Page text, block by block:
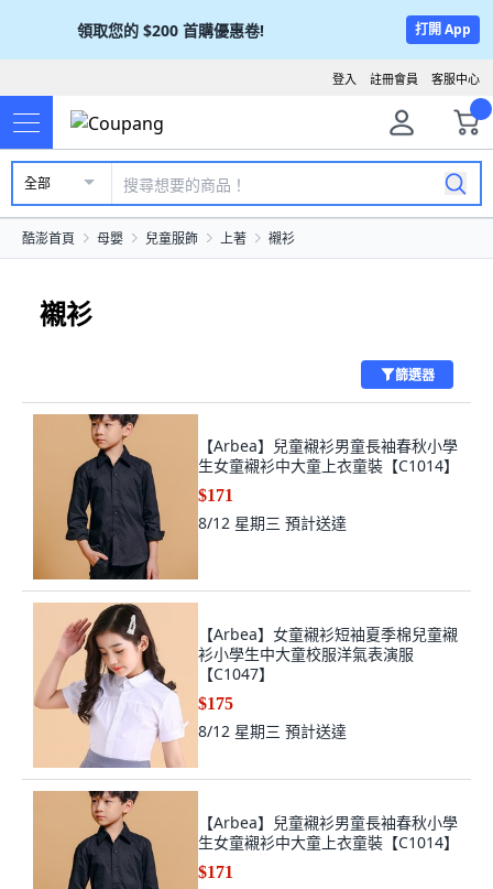
領取您的 $200 首購優惠卷! 打開 App
客服中心
註冊會員
登入
全部
酷澎首頁 母嬰 兒童服飾 上著 襯衫
襯衫
篩選器
【Arbea】兒童襯衫男童長袖春秋小學
生女童襯衫中大童上衣童裝【C1014】
$171
8/12 星期三 預計送達
【Arbea】女童襯衫短袖夏季棉兒童襯
衫小學生中大童校服洋氣表演服
【C1047】
$175
8/12 星期三 預計送達
【Arbea】兒童襯衫男童長袖春秋小學
生女童襯衫中大童上衣童裝【C1014】
$171